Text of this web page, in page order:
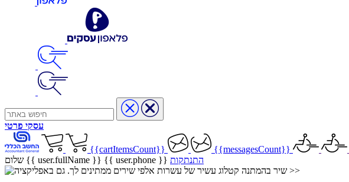
עסקי פרטי
{{cartItemsCount}} {{messagesCount}}
שלום {{ user.fullName }} {{ user.phone }} התנתקות